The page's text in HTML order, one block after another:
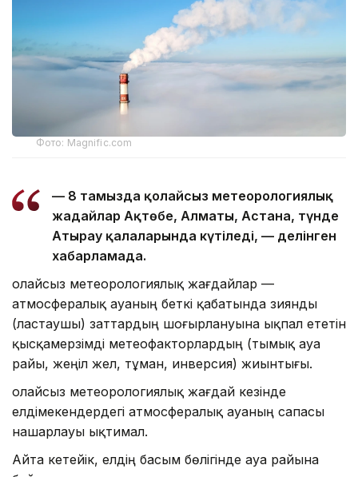
Фото: Magnific.com
— 8 тамызда қолайсыз метеорологиялық
жағдайлар Ақтөбе, Алматы, Астана, түнде
Атырау қалаларында күтіледі, — делінген
хабарламада.
Қолайсыз метеорологиялық жағдайлар —
атмосфералық ауаның беткі қабатында зиянды
(ластаушы) заттардың шоғырлануына ықпал ететін
қысқамерзімді метеофакторлардың (тымық ауа
райы, жеңіл жел, тұман, инверсия) жиынтығы.
Қолайсыз метеорологиялық жағдай кезінде
елдімекендердегі атмосфералық ауаның сапасы
нашарлауы ықтимал.
Айта кетейік, елдің басым бөлігінде ауа райына